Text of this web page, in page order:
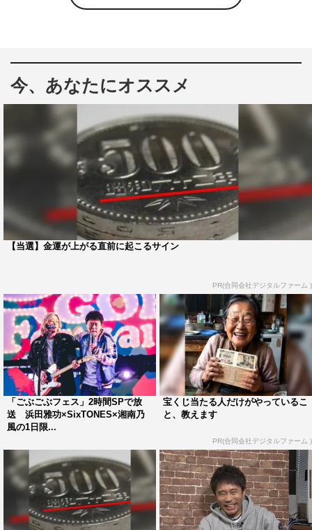
起こせよムーヴメント」を一緒に歌うために「もう目を閉
じても弾けますよ！」というほど練習を重ねてきたと言わ
れ、「その動画をお祝いとしてインスタにあげさせてくだ
さい！」という黒田の言葉が決め手となり、今回限りの“H
Jungle with k”を結成することに。
こうして3人は、堺東の堺銀座通り商店街へ。「初めて
ライブをしたのはここです！」という、まさにコブクロ始
まりの場所で、「小渕は堺東から出ることに消極的で、中
そして、ついにH Jungle with kのストリートライブが開
幕。周囲には大勢の人が集まりだし「緊張するやん！」と
不安げな浜田だったが、いざ演奏が始まると「WOW
WAR TONIGHT」を本気で熱唱。さらに、「気持ちええ
な！」と大満足の浜田を見たコブクロからの提案で、アン
コールとして3人でコブクロの代表曲「桜」を披露する。
今、あなたにオススメ
【当選】金運が上がる直前に起こるサイン
PR(合同会社デジタルファーム )
「ごぶごぶフェス」2時間SPで放
送 浜田雅功×SixTONES×湘南乃
風の1日限...
宝くじ当たる人だけがやっているこ
と、教えます
PR(合同会社デジタルファーム )